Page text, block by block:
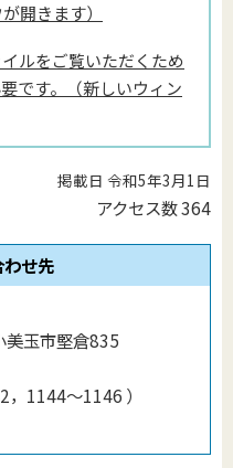
開きます）
ルをご覧いただくため
です。（新しいウィン
掲載日 令和5年3月1日
アクセス数364
せ先
玉市堅倉835
，1144〜1146 ）